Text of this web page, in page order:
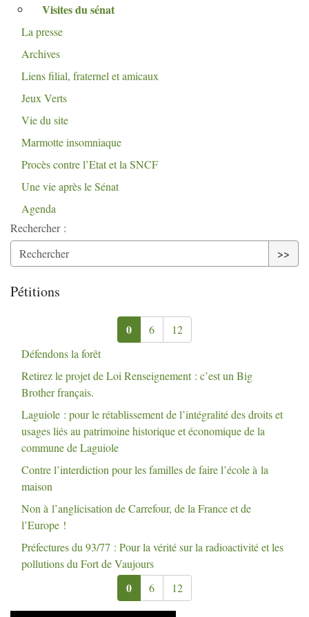
Visites du sénat
La presse
Archives
Liens filial, fraternel et amicaux
Jeux Verts
Vie du site
Marmotte insomniaque
Procès contre l’Etat et la SNCF
Une vie après le Sénat
Agenda
Rechercher :
>>
Pétitions
0 6
12
Défendons la forêt
Retirez le projet de Loi Renseignement : c’est un Big
Brother français.
Laguiole : pour le rétablissement de l’intégralité des droits et
usages liés au patrimoine historique et économique de la
commune de Laguiole
Contre l’interdiction pour les familles de faire l’école à la
maison
Non à l’anglicisation de Carrefour, de la France et de
l’Europe !
Préfectures du 93/77 : Pour la vérité sur la radioactivité et les
pollutions du Fort de Vaujours
0 6 12